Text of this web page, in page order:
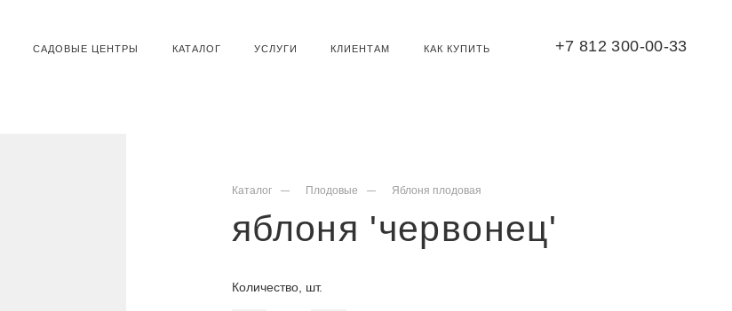
САДОВЫЕ ЦЕНТРЫ КАТАЛОГ УСЛУГИ КЛИЕНТАМ КАК КУПИТЬ +7 812 300-00-33
Каталог Плодовые Яблоня плодовая
яблоня 'червонец'
Количество, шт.